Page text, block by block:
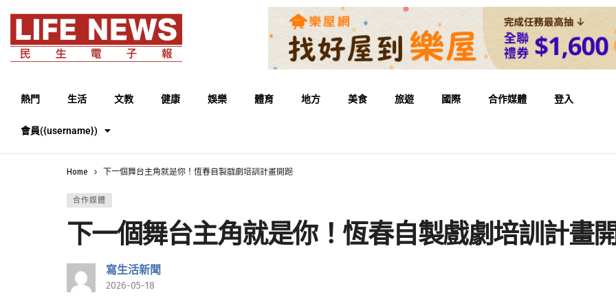
熱門 生活 文教 健康 娛樂 體育 地方 美食 旅遊 國際 合作媒體 登入
會員({username})
Home 下一個舞台主角就是你！恆春自製戲劇培訓計畫開跑
合作媒體
下一個舞台主角就是你！恆春自製戲劇培訓計畫
寫生活新聞
2026-05-18